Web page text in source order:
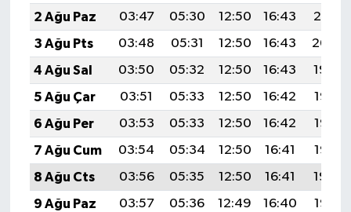
2 Ağu Paz
03:47 05:30 12:50 16:43
20:01
3 Ağu Pts
03:48 05:31 12:50 16:43
20:00
4 Ağu Sal
03:50 05:32 12:50 16:43
19:59
5 Ağu Çar
03:51 05:33 12:50 16:42
19:57
6 Ağu Per
03:53 05:33 12:50 16:42
19:56
7 Ağu Cum
03:54 05:34 12:50 16:41
19:55
8 Ağu Cts
03:56 05:35 12:50 16:41
19:54
9 Ağu Paz
03:57 05:36 12:49 16:40
19:53